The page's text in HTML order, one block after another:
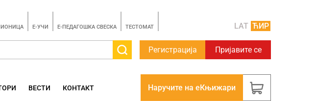
E-УЧИ Е-ПЕДАГОШКА СВЕСКА TЕСТОМАТ LAT ЋИР
Регистрација Пријавите се
ВЕСТИ КОНТАКТ Наручите на еКњижари